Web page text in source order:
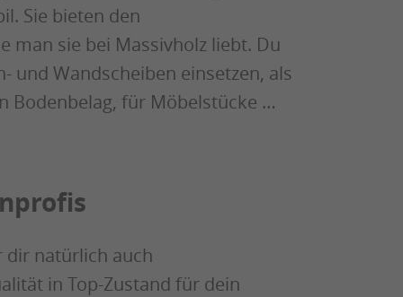
Sie bieten den
man sie bei Massivholz liebt. Du
und Wandscheiben einsetzen, als
Bodenbelag, für Möbelstücke …
dir natürlich auch
in Top-Zustand für dein